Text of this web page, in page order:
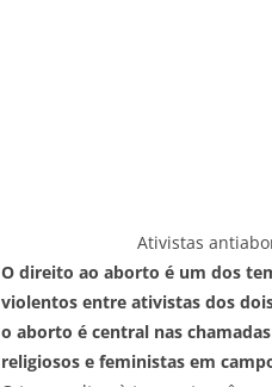
Ativistas
O direito ao aborto é um dos
violentos entre ativistas dos
o aborto é central nas
religiosos e feministas em